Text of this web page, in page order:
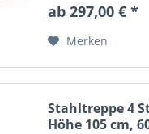
Wahl. Trittsicher
ab 297,00 € *
Merken
Stahltreppe 4
Höhe 105 cm,